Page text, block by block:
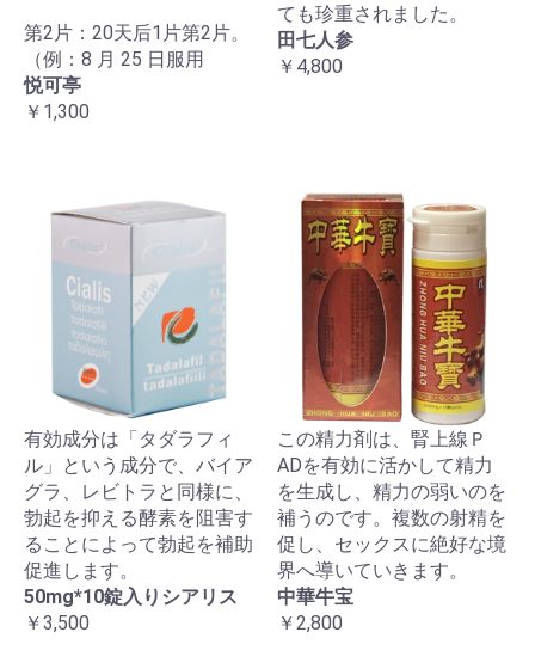
第2片：20天后1片第2片。
（例：8 月 25 日服用
悦可亭
￥1,300
ても珍重されました。
田七人参
￥4,800
有効成分は「タダラフィ
ル」という成分で、バイア
グラ、レビトラと同様に、
勃起を抑える酵素を阻害す
ることによって勃起を補助
促進します。
50mg*10錠入りシアリス
￥3,500
この精力剤は、腎上線Ｐ
ADを有効に活かして精力
を生成し、精力の弱いのを
補うのです。複数の射精を
促し、セックスに絶好な境
界へ導いていきます。
中華牛宝
￥2,800